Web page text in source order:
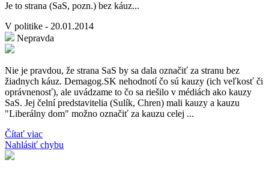
Je to strana (SaS, pozn.) bez káuz...
V politike - 20.01.2014
Nepravda
Nie je pravdou, že strana SaS by sa dala označiť za stranu bez
žiadnych káuz. Demagog.SK nehodnotí čo sú kauzy (ich veľkosť či
oprávnenosť), ale uvádzame to čo sa riešilo v médiách ako kauzy
SaS. Jej čelní predstavitelia (Sulík, Chren) mali kauzy a kauzu
"Liberálny dom" možno označiť za kauzu celej ...
Čítať viac
Nahlásiť chybu